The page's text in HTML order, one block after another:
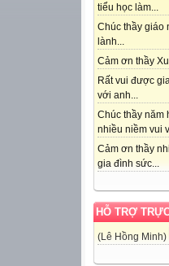
tiểu học làm...
Chúc thầy giáo
lành...
Cảm ơn thầy
Rất vui được
với anh...
Chúc thầy năm
nhiều niềm vui
Cảm ơn thầy
gia đình sức...
HỖ TRỢ
(Lê Hồng Minh)